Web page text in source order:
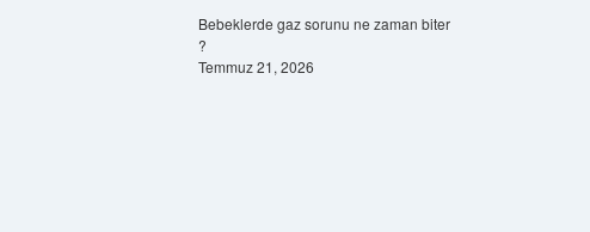
Bebeklerde gaz sorunu ne zaman biter
?
Temmuz 21, 2026